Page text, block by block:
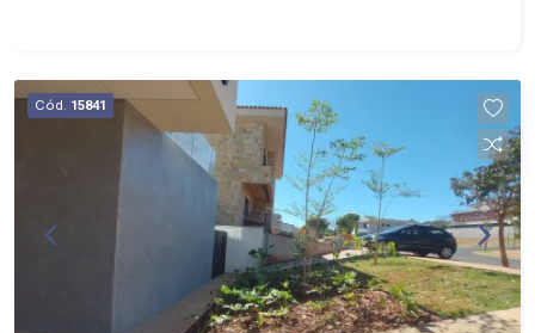
solarium, campo de futebol, quadras de tênis,
quadras poliesportivas, playground, fitness
center, terraço com churrasqueira e forno de
pizza, salão de festa, estacionamento, segurança
24 horas - A 15 minutos do Ribeirão Shopping, a
9 minutos do Hospital Unimed, a 7 minutos do
Cód. 15841